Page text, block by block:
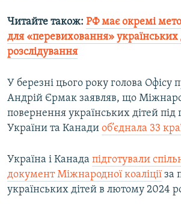
Читайте також: РФ має окремі
для «перевиховання» українських
розслідування
У березні цього року голова Офісу
Андрій Єрмак заявляв, що
повернення українських дітей під
України та Канади об’єднала 33
Україна і Канада підготували
документ Міжнародної коаліції за
українських дітей в лютому 2024